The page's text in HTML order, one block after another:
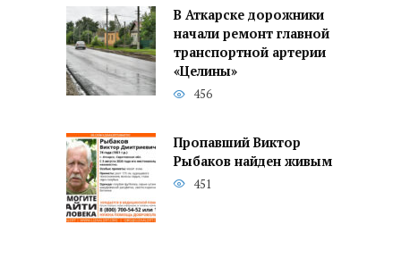
В Аткарске дорожники
начали ремонт главной
транспортной артерии
«Целины»
456
Пропавший Виктор
Рыбаков найден живым
451